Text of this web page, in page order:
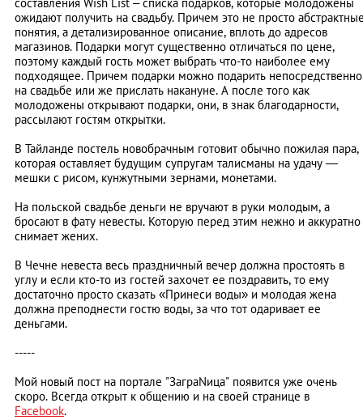
ожидают получить на свадьбу. Причем это не просто
понятия, а детализированное описание, вплоть до адресов
магазинов. Подарки могут существенно отличаться по цене,
поэтому каждый гость может выбрать что-то наиболее ему
подходящее. Причем подарки можно подарить непосредственно
на свадьбе или же прислать накануне. А после того как
молодожены открывают подарки, они, в знак благодарности,
рассылают гостям открытки.
В Тайланде постель новобрачным готовит обычно пожилая пара,
которая оставляет будущим супругам талисманы на удачу —
мешки с рисом, кунжутными зернами, монетами.
На польской свадьбе деньги не вручают в руки молодым, а
бросают в фату невесты. Которую перед этим нежно и аккуратно
снимает жених.
В Чечне невеста весь праздничный вечер должна простоять в
углу и если кто-то из гостей захочет ее поздравить, то ему
достаточно просто сказать «Принеси воды» и молодая жена
должна преподнести гостю воды, за что тот одаривает ее
деньгами.
-----
Мой новый пост на портале "ЗаграNица" появится уже очень
скоро. Всегда открыт к общению и на своей странице в
Facebook.